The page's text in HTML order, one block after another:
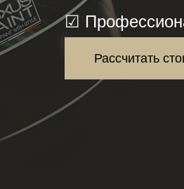
☑
Рассчитать